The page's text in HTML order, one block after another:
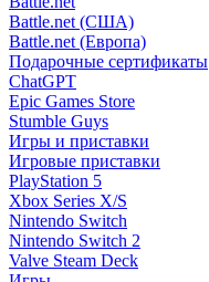
Battle.net (США)
Battle.net (Европа)
Подарочные сертификаты
ChatGPT
Epic Games Store
Stumble Guys
Игры и приставки
Игровые приставки
PlayStation 5
Xbox Series X/S
Nintendo Switch
Nintendo Switch 2
Valve Steam Deck